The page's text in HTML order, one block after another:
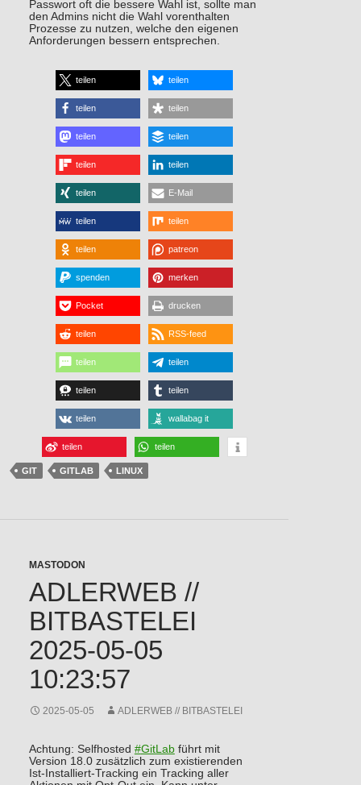
Passwort oft die bessere Wahl ist, sollte man
den Admins nicht die Wahl vorenthalten
Prozesse zu nutzen, welche den eigenen
Anforderungen bessern entsprechen.
teilen teilen
teilen teilen
teilen teilen
teilen teilen
teilen E-Mail
teilen teilen
teilen patreon
spenden merken
Pocket drucken
teilen RSS-feed
teilen teilen
teilen teilen
teilen wallabag it
teilen teilen
GIT GITLAB LINUX
MASTODON
ADLERWEB //
BITBASTELEI
2025-05-05
10:23:57
2025-05-05 ADLERWEB // BITBASTELEI
Achtung: Selfhosted #GitLabführt mit
Version 18.0 zusätzlich zum existierenden
Ist-Installiert-Tracking ein Tracking aller